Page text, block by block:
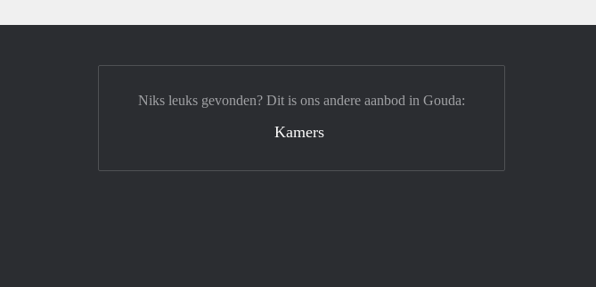
Niks leuks gevonden? Dit is ons andere aanbod in Gouda:
Kamers